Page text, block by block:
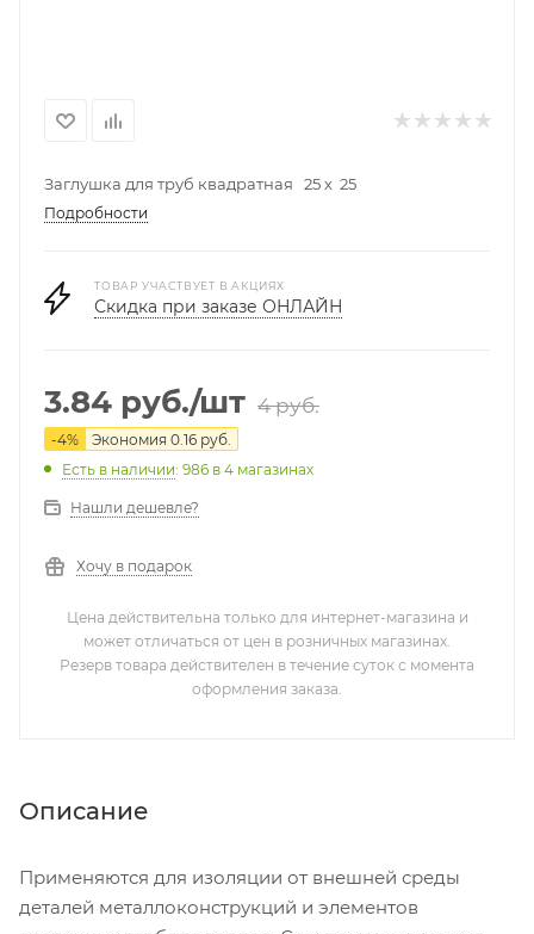
Заглушка для труб квадратная 25 х 25
Подробности
ТОВАР УЧАСТВУЕТ В АКЦИЯХ
Скидка при заказе ОНЛАЙН
3.84 руб./шт 4руб.
-4% Экономия 0.16 руб.
Есть в наличии: 986 в 4 магазинах
Нашли дешевле?
Хочу в подарок
Цена действительна только для интернет-магазина и
может отличаться от цен в розничных магазинах.
Резерв товара действителен в течение суток с момента
оформления заказа.
Описание
Применяются для изоляции от внешней среды
деталей металлоконструкций и элементов